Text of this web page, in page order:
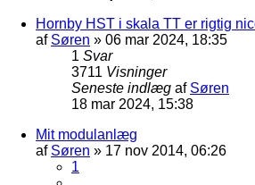
Hornby HST i skala TT er rigtig
af Søren » 06 mar 2024, 18:35
1 Svar
3711 Visninger
Seneste indlæg af Søren
18 mar 2024, 15:38
Mit modulanlæg
af Søren » 17 nov 2014, 06:26
1